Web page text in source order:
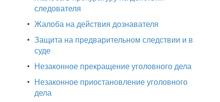
следователя
• Жалоба на действия дознавателя
• Защита на предварительном следствии и в
суде
• Незаконное прекращение уголовного дела
• Незаконное приостановление уголовного
дела